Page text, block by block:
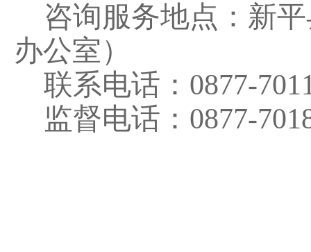
咨询服务地点：新
办公室）
联系电话： 0877-
监督电话： 0877-